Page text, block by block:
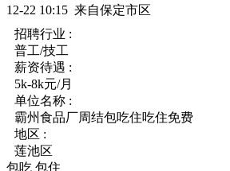
12-22 10:15 来自保定市区
招聘行业 :
普工/技工
薪资待遇 :
5k-8k元/月
单位名称 :
霸州食品厂周结包吃住吃住免费
地区 :
莲池区
包吃 包住